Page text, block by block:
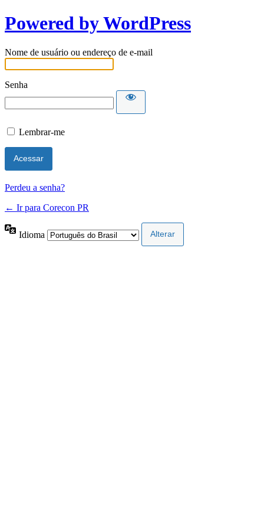
Powered by WordPress
Nome de usuário ou endereço de e-mail
Senha
Lembrar-me
Perdeu a senha?
← Ir para Corecon PR
Idioma